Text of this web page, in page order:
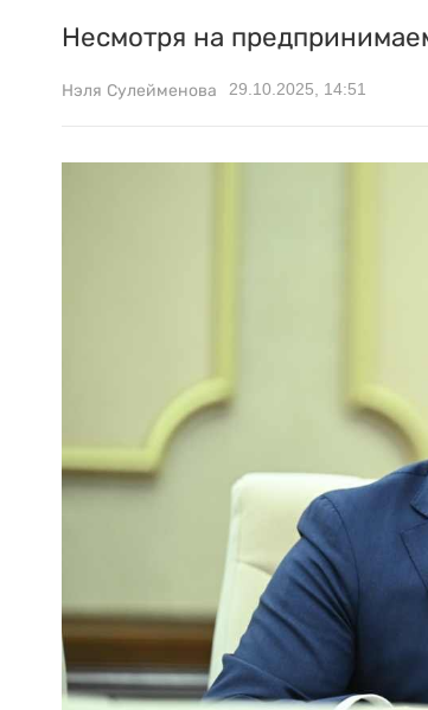
Несмотря на
Нэля Сулейменова 29.10.2025, 14:51